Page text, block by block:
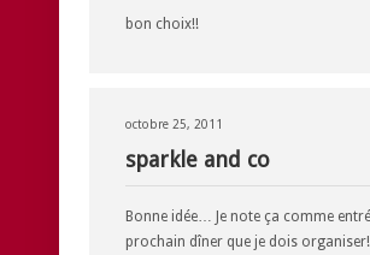
bon choix!!
octobre 25, 2011
sparkle and co
Bonne idée… Je note ça comme
prochain dîner que je dois organiser!